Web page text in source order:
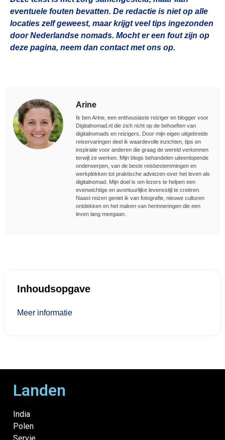
eventuele fouten bevatten. De redactie is niet op alle
locaties zelf geweest, maar krijgt veel tips ingezonden
door Nederlandse nomads. Mocht er een fout zijn op
deze pagina, neem dan contact met ons op.
Arine
Ik ben Arine, een enthousiaste reiziger en blogger voor
Digitalnomad.nl die zich richt op de behoeften van
digitalnomads en reizigers. Door mijn eigen uitgebreide
reiservaringen deel ik waardevolle inzichten, tips en
inspiratie voor anderen die graag de wereld verkennen
terwijl ze werken. Mijn blogs behandelen uiteenlopende
onderwerpen, van de beste reisbestemmingen en
werkplekken tot praktische adviezen over het leven als
digitalnomad. Mijn doel is om lezers te helpen een
evenwichtige en avontuurlijke levensstijl te creëren.
Naast reizen geniet ik van fotografie, nieuwe culturen
ontdekken en het maken van herinneringen die een
leven lang meegaan.
Inhoudsopgave
Meer informatie
Landen
India
Polen